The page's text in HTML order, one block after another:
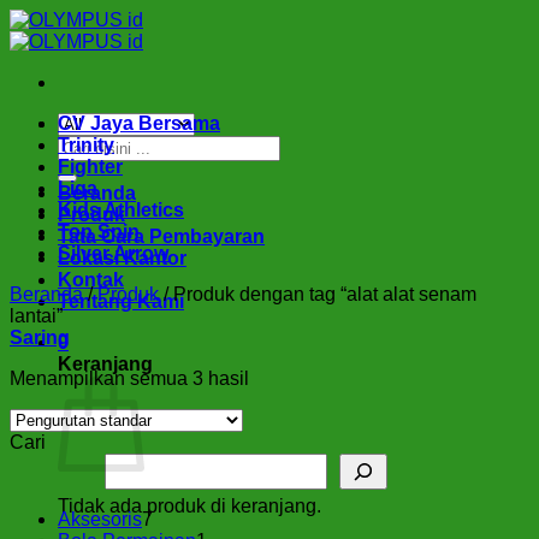
Skip
to
Pencarian
untuk:
Beranda
Produk
Tata Cara Pembayaran
Lokasi Kantor
Kontak
Tentang Kami
0
Keranjang
Tidak ada produk di keranjang.
CV Jaya Bersama
Trinity
Fighter
Liga
Kids Athletics
Top Spin
Silver Arrow
Beranda / Produk /Produk dengan tag “alat alat senam
lantai”
Saring
Menampilkan semua 3 hasil
Cari
Aksesoris77